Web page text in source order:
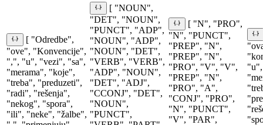
[ "Odredbe",
"ove", "Konvencije",
",", "u", "vezi", "sa",
"merama", "koje",
"treba", "preduzeti",
"radi", "rešenja",
"nekog", "spora",
"ili", "neke", "žalbe",
[ "NOUN",
"DET", "NOUN",
"PUNCT", "ADP",
"NOUN", "ADP",
"NOUN", "DET",
"VERB", "VERB",
"ADP", "NOUN",
"DET", "ADJ",
"CCONJ", "DET",
"NOUN",
"PUNCT",
[ "N", "PRO",
"N", "PUNCT",
"PREP", "N",
"PREP", "N",
"PRO", "V", "V",
"PREP", "N",
"PRO", "A",
"CONJ", "PRO",
"N", "PUNCT",
"V", "PAR",